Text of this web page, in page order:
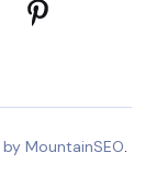
by MountainSEO.